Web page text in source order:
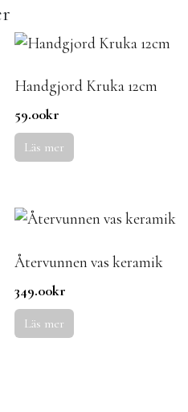
Handgjord Kruka 12cm
59.00kr
Läs mer
Återvunnen vas keramik
349.00kr
Läs mer